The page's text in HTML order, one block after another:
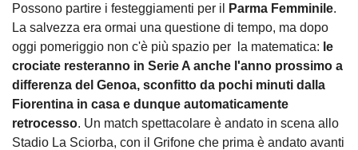
Possono partire i festeggiamenti per il Parma Femminile.
La salvezza era ormai una questione di tempo, ma dopo
oggi pomeriggio non c'è più spazio per la matematica: le
crociate resteranno in Serie A anche l'anno prossimo a
differenza del Genoa, sconfitto da pochi minuti dalla
Fiorentina in casa e dunque automaticamente
retrocesso. Un match spettacolare è andato in scena allo
Stadio La Sciorba, con il Grifone che prima è andato avanti